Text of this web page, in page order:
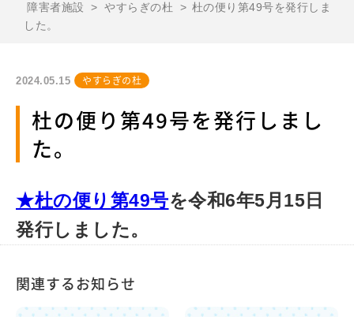
障害者施設
> やすらぎの杜 > 杜の便り第49号を発行しま
した。
2024.05.15 やすらぎの杜
杜の便り第49号を発行しまし
た。
★杜の便り第49号を令和6年5月15日
発行しました。
関連するお知らせ